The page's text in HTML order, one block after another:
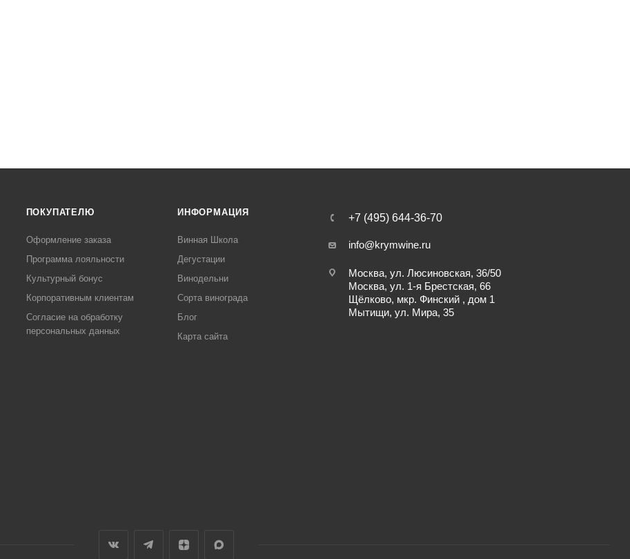
ПОКУПАТЕЛЮ
Оформление заказа
Программа лояльности
Культурный бонус
Корпоративным клиентам
Согласие на обработку
персональных данных
ИНФОРМАЦИЯ
Винная Школа
Дегустации
Винодельни
Сорта винограда
Блог
Карта сайта
+7 (495) 644-36-70
info@krymwine.ru
Москва, ул. Люсиновская, 36/50
Москва, ул. 1-я Брестская, 66
Щёлково, мкр. Финский , дом 1
Мытищи, ул. Мира, 35